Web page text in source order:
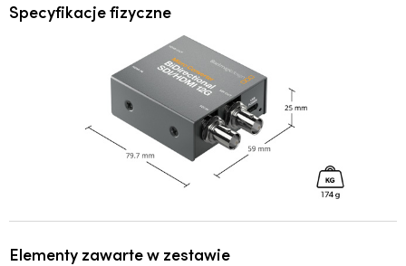
Specyfikacje fizyczne
Elementy zawarte w zestawie